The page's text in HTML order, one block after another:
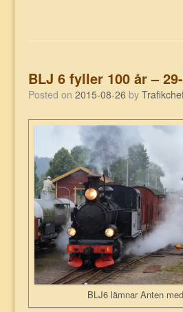
BLJ 6 fyller 100 år –
Posted on 2015-08-26 by
BLJ6 lämnar Anten